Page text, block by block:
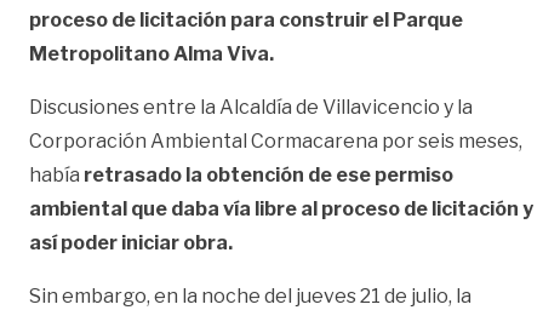
proceso de licitación para construir el Parque
Metropolitano Alma Viva.
Discusiones entre la Alcaldía de Villavicencio y la
Corporación Ambiental Cormacarena por seis meses,
había retrasado la obtención de ese permiso
ambiental que daba vía libre al proceso de licitación y
así poder iniciar obra.
Sin embargo, en la noche del jueves 21 de julio, la